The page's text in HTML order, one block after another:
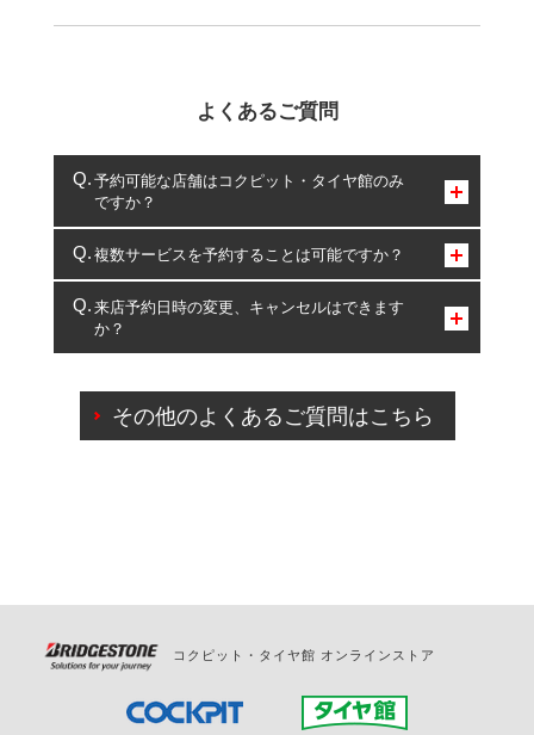
よくあるご質問
予約可能な店舗はコクピット・タイヤ館のみ
ですか？
コクピット・タイヤ館のみとなります。
複数サービスを予約することは可能ですか？
複数サービスのご予約は可能です。
一部の商品・サービスの組み合わせに限り、同時にご予約が
出来ないものもございます。
来店予約日時の変更、キャンセルはできます
か？
ご来店予約日の3営業日前を過ぎている場合のご予約
の日時変更につきましては、直接ご予約の店舗まで
その他のよくあるご質問はこちら
コクピット・タイヤ館 オンラインストア